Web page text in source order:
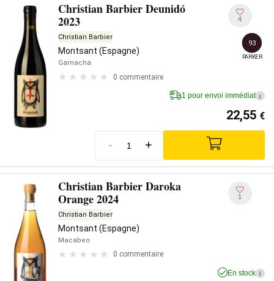
Christian Barbier Deunidó
2023
Christian Barbier
Montsant (Espagne)
Garnacha
0 commentaire
4
93
PARKER
1 pour envoi immédiat i
22,55 €
- +
Christian Barbier Daroka
Orange 2024
Christian Barbier
Montsant (Espagne)
Macabeo
0 commentaire
1
En stock i